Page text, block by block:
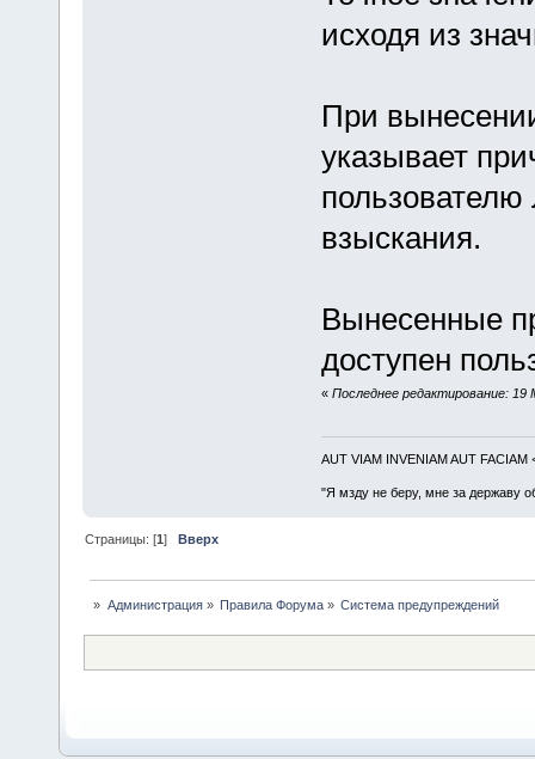
исходя из
При
указывает
взыскания.
Вынесенные
доступен
« Последнее редактирование:
AUT VIAM INVENIAM AUT FACIAM
"Я мзду не беру, мне за державу
Страницы: [1]Вверх
» Администрация» Правила Форума» Система предупреждений